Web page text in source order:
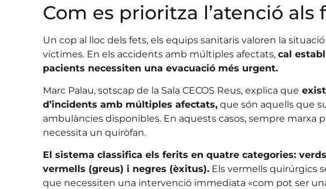
Com es prioritza l’atenció als
Un cop al lloc dels fets, els equips sanitaris valoren la
víctimes. En els accidents amb múltiples afectats, cal
pacients necessiten una evacuació més urgent.
Marc Palau, sotscap de la Sala CECOS Reus, explica que
d’incidents amb múltiples afectats,que són aquells que
ambulàncies disponibles. En aquests casos, sempre marxa
necessita un quiròfan.
El sistema classifica els ferits en quatre categories:
vermells (greus) i negres (èxitus).Els vermells quirúrgics
que necessiten una intervenció immediata «com pot ser